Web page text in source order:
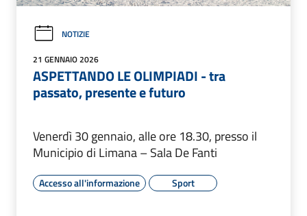
NOTIZIE
21 GENNAIO 2026
ASPETTANDO LE OLIMPIADI - tra
passato, presente e futuro
Venerdì 30 gennaio, alle ore 18.30, presso il
Municipio di Limana – Sala De Fanti
Accesso all'informazione Sport